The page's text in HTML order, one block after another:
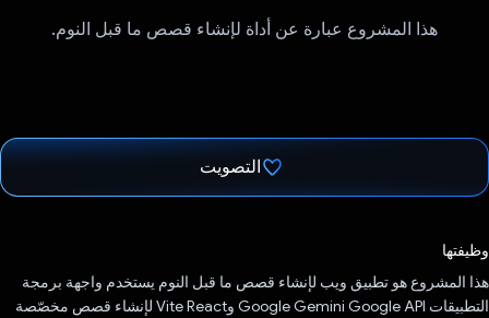
هذا المشروع عبارة عن أداة لإنشاء قصص ما قبل النوم.
التصويت
وظيفتها
هذا المشروع هو تطبيق ويب لإنشاء قصص ما قبل النوم يستخدم واجهة برمجة
التطبيقات Google Gemini Google API وVite React لإنشاء قصص مخصّصة